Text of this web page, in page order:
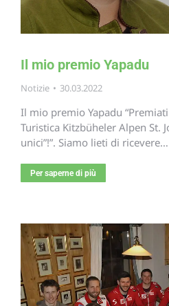
Il mio premio Yapadu
Notizie 30.03.2022
Il mio premio Yapadu
Turistica Kitzbüheler Alpen St.
unici”!”. Siamo lieti di ricevere…
Per saperne di più